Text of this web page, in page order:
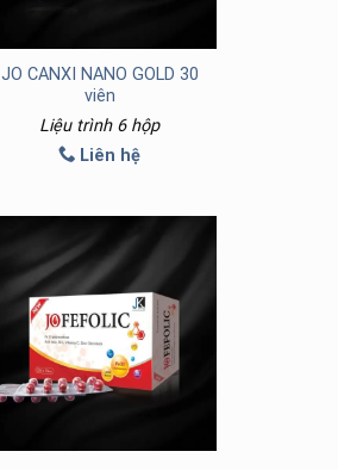
JO CANXI NANO GOLD 30
viên
Liệu trình 6 hộp
Liên hệ